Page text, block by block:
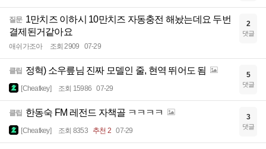
질문 1만치즈 이하시 10만치즈 자동충전 해놨는데요 두번
결제된거같아요
애쉬가조아 조회 2909 07-29
2
댓글
클립 정혁) 소우릎님 진짜 모델인 줄, 현역 뛰어도 됨
[Cheatkey] 조회 15986 07-29
5
댓글
클립 한동숙 FM 레전드 자책골 ㅋㅋㅋㅋ
[Cheatkey] 조회 8353 추천 2 07-29
3
댓글